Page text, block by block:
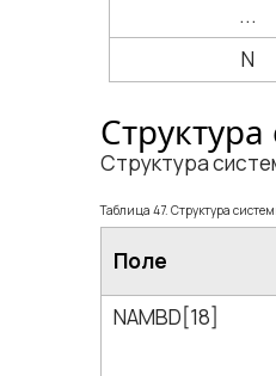
...
N
Структура
Таблица 47. Структура
Поле
NAMBD[18]